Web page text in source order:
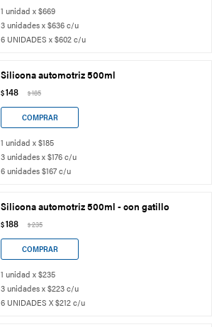
1 unidad x $669
3 unidades x $636 c/u
6 UNIDADES x $602 c/u
Silicona automotriz 500ml
$148 $185
1 unidad x $185
3 unidades x $176 c/u
6 unidades $167 c/u
Silicona automotriz 500ml - con gatillo
$188 $235
1 unidad x $235
3 unidades x $223 c/u
6 UNIDADES X $212 c/u